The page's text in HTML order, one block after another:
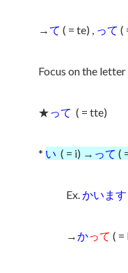
→て ( = te) , って (
Focus on the
★って ( = tte)
* い ( = i) → って (
Ex. かいま
→かって ( =